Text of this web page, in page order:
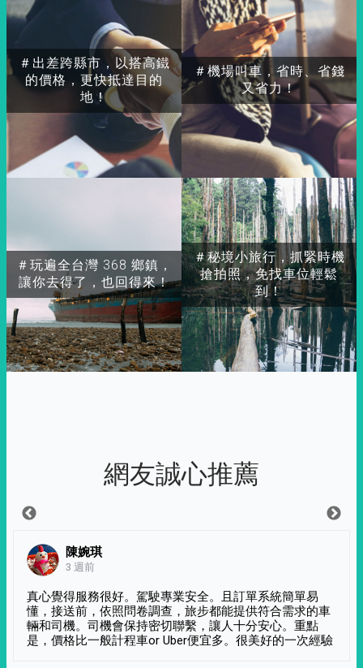
＃出差跨縣市，以搭高鐵
的價格，更快抵達目的
地！
＃玩遍全台灣 368 鄉鎮，
讓你去得了，也回得來！
＃秘境小旅行，抓緊時機
搶拍照，免找車位輕鬆
到！
＃機場叫車，省時、省錢
又省力！
網友誠心推薦
陳婉琪
3 週前
真心覺得服務很好。駕駛專業安全。且訂單系統簡單易
懂，接送前，依照問卷調查，旅步都能提供符合需求的車
輛和司機。司機會保持密切聯繫，讓人十分安心。重點
是，價格比一般計程車or Uber便宜多。很美好的一次經驗